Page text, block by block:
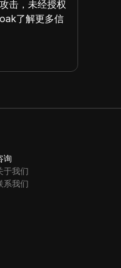
击，未经授权
了解更多信
询
于我们
系我们